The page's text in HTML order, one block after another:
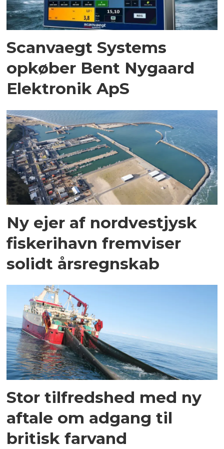
Scanvaegt Systems
opkøber Bent Nygaard
Elektronik ApS
Ny ejer af nordvestjysk
fiskerihavn fremviser
solidt årsregnskab
Stor tilfredshed med ny
aftale om adgang til
britisk farvand